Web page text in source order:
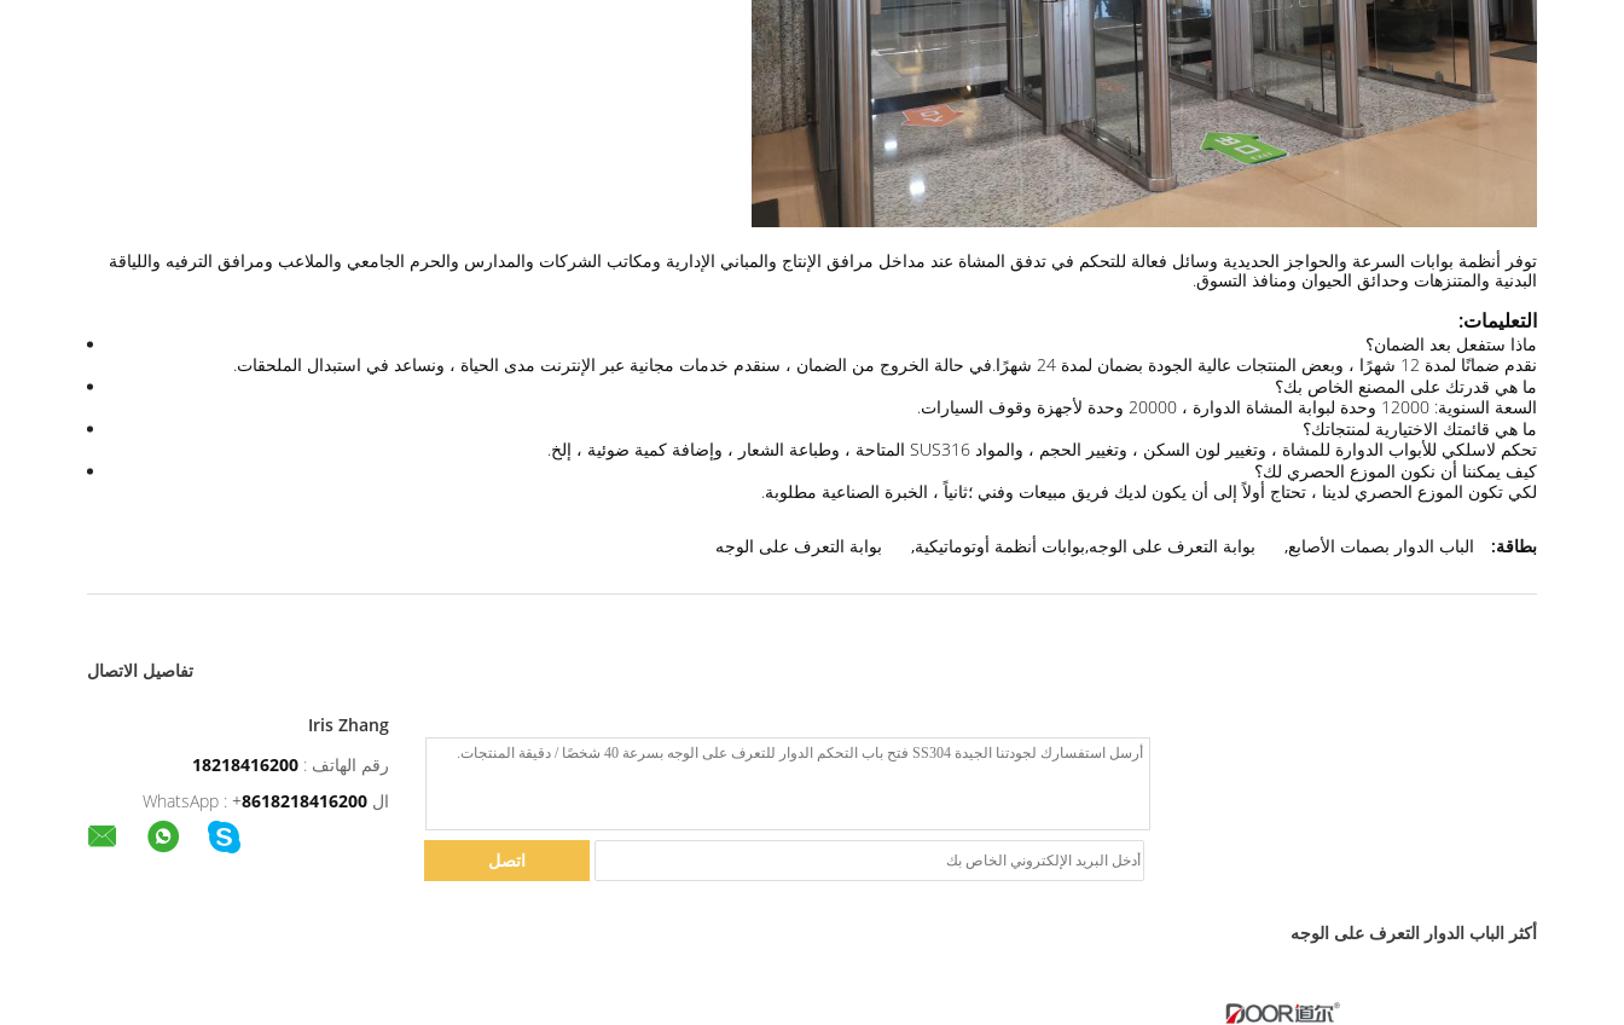
توفر أنظمة بوابات السرعة والحواجز الحديدية وسائل فعالة للتحكم في تدفق المشاة عند مداخل مرافق الإنتاج والمباني الإدارية ومكاتب الشركات والمدارس والحرم الجامعي والملاعب ومرافق الترفيه واللياقة
البدنية والمتنزهات وحدائق الحيوان ومنافذ التسوق.
التعليمات:
ماذا ستفعل بعد الضمان؟
نقدم ضمانًا لمدة 12 شهرًا ، وبعض المنتجات عالية الجودة بضمان لمدة 24 شهرًا.في حالة الخروج من الضمان ، سنقدم خدمات مجانية عبر الإنترنت مدى الحياة ، ونساعد في استبدال الملحقات.
ما هي قدرتك على المصنع الخاص بك؟
السعة السنوية: 12000 وحدة لبوابة المشاة الدوارة ، 20000 وحدة لأجهزة وقوف السيارات.
ما هي قائمتك الاختيارية لمنتجاتك؟
تحكم لاسلكي للأبواب الدوارة للمشاة ، وتغيير لون السكن ، وتغيير الحجم ، والمواد SUS316 المتاحة ، وطباعة الشعار ، وإضافة كمية ضوئية ، إلخ.
كيف يمكننا أن نكون الموزع الحصري لك؟
لكي تكون الموزع الحصري لدينا ، تحتاج أولاً إلى أن يكون لديك فريق مبيعات وفني ؛ثانياً ، الخبرة الصناعية مطلوبة.
بطاقة: الباب الدوار بصمات الأصابع, بوابة التعرف على الوجه,بوابات أنظمة أوتوماتيكية, بوابة التعرف على الوجه
تفاصيل الاتصال
Iris Zhang
رقم الهاتف : 18218416200
ال WhatsApp :
+8618218416200
اتصل
أكثر الباب الدوار التعرف على الوجه